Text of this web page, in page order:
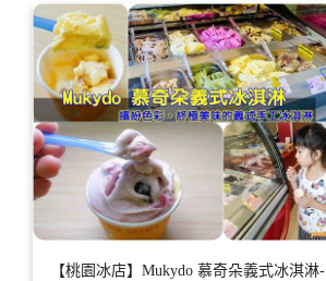
【桃園冰店】Mukydo 慕奇朵義式冰淇淋-